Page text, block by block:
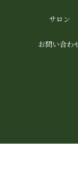
サロン
お問い合わ